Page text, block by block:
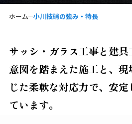
ホーム 小川技硝の強み・特長
サッシ・ガラス工事と建
意図を踏まえた施工と、 現
じた柔軟な対応力で、安
ています。